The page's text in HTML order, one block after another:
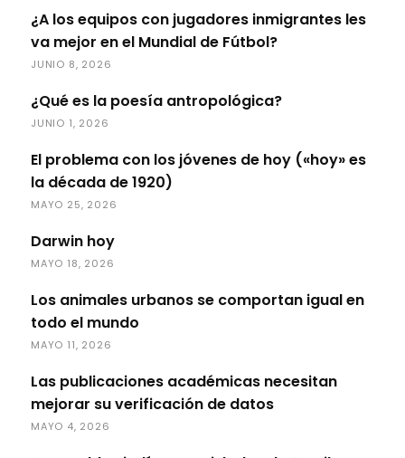
¿A los equipos con jugadores inmigrantes les
va mejor en el Mundial de Fútbol?
JUNIO 8, 2026
¿Qué es la poesía antropológica?
JUNIO 1, 2026
El problema con los jóvenes de hoy («hoy» es
la década de 1920)
MAYO 25, 2026
Darwin hoy
MAYO 18, 2026
Los animales urbanos se comportan igual en
todo el mundo
MAYO 11, 2026
Las publicaciones académicas necesitan
mejorar su verificación de datos
MAYO 4, 2026